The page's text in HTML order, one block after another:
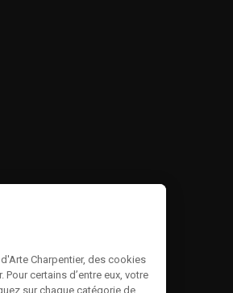
Charpentier, des cookies
certains d’entre eux, votre
sur chaque catégorie de